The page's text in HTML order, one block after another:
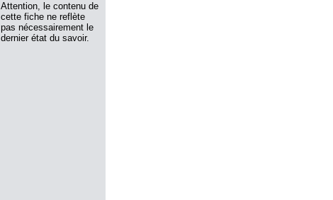
Attention, le contenu de
cette fiche ne reflète
pas nécessairement le
dernier état du savoir.